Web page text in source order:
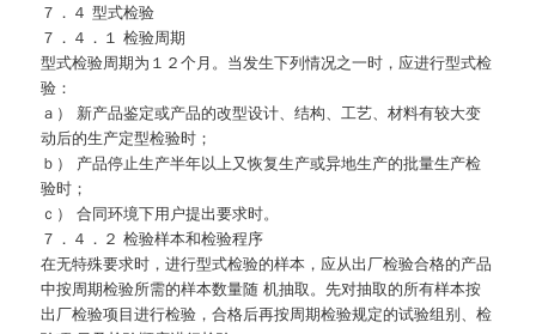
７．４ 型式检验
７．４．１ 检验周期
型式检验周期为１２个月。当发生下列情况之一时，应进行型式检
验：
ａ） 新产品鉴定或产品的改型设计、结构、工艺、材料有较大变
动后的生产定型检验时；
ｂ） 产品停止生产半年以上又恢复生产或异地生产的批量生产检
验时；
ｃ） 合同环境下用户提出要求时。
７．４．２ 检验样本和检验程序
在无特殊要求时，进行型式检验的样本，应从出厂检验合格的产品
中按周期检验所需的样本数量随 机抽取。先对抽取的所有样本按
出厂检验项目进行检验，合格后再按周期检验规定的试验组别、检